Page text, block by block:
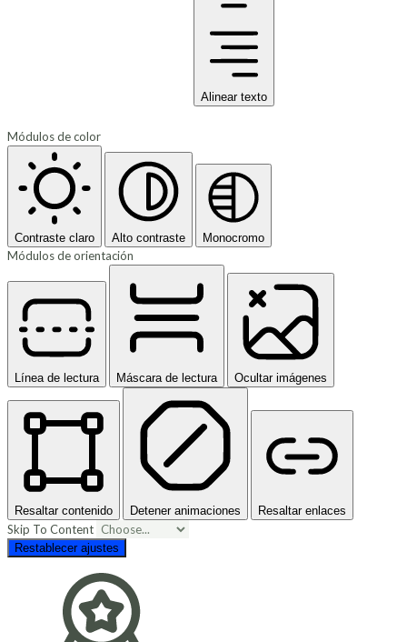
Alinear texto
Módulos de color
Contraste claro Alto contraste Monocromo
Módulos de orientación
Línea de lectura Máscara de lectura Ocultar imágenes
Resaltar contenido Detener animaciones Resaltar enlaces
Skip To Content
Restablecer ajustes